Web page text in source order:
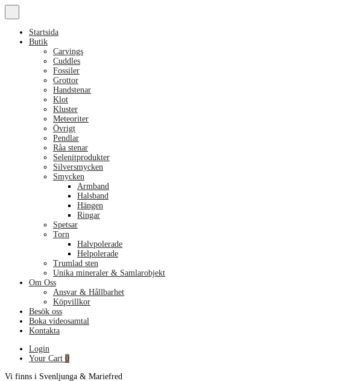
Startsida
Butik
Carvings
Cuddles
Fossiler
Grottor
Handstenar
Klot
Kluster
Meteoriter
Övrigt
Pendlar
Råa stenar
Selenitprodukter
Silversmycken
Smycken
Armband
Halsband
Hängen
Ringar
Spetsar
Torn
Halvpolerade
Helpolerade
Trumlad sten
Unika mineraler & Samlarobjekt
Om Oss
Ansvar & Hållbarhet
Köpvillkor
Besök oss
Boka videosamtal
Kontakta
Login
Your Cart 0
Vi finns i Svenljunga & Mariefred